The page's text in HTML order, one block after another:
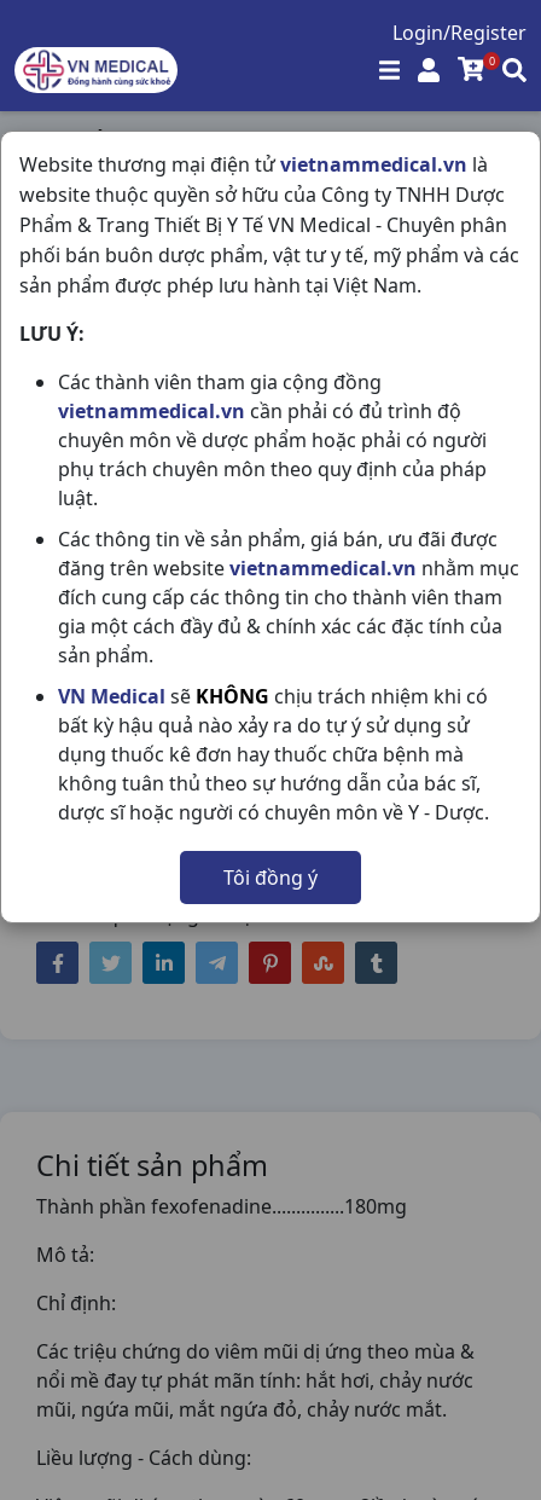
Login/Register
0
Website thương mại điện tửvietnammedical.vn là
website thuộc quyền sở hữu của Công ty TNHH Dược
Phẩm & Trang Thiết Bị Y Tế VN Medical - Chuyên phân
phối bán buôn dược phẩm, vật tư y tế, mỹ phẩm và các
sản phẩm được phép lưu hành tại Việt Nam.
LƯU Ý:
Các thành viên tham gia cộng đồng
vietnammedical.vn cần phải có đủ trình độ
chuyên môn về dược phẩm hoặc phải có người
phụ trách chuyên môn theo quy định của pháp
luật.
Các thông tin về sản phẩm, giá bán, ưu đãi được
đăng trên websitevietnammedical.vn nhằm mục
đích cung cấp các thông tin cho thành viên tham
gia một cách đầy đủ & chính xác các đặc tính của
sản phẩm.
VN Medical sẽ KHÔNG chịu trách nhiệm khi có
bất kỳ hậu quả nào xảy ra do tự ý sử dụng sử
dụng thuốc kê đơn hay thuốc chữa bệnh mà
không tuân thủ theo sự hướng dẫn của bác sĩ,
dược sĩ hoặc người có chuyên môn về Y - Dược.
Tôi đồng ý
Trang chủ / Kháng Viêm - Kháng Histamin /
Fefasdin 180mg H10vi10vn Khapharco
FEFASDIN 180MG H10VI10VN
KHAPHARCO
NSX:Khapharco
Nhóm hàng:
Kháng Viêm - Kháng
Chi tiết sản phẩm
Thành phần fexofenadine...............180mg
Mô tả:
Chỉ định:
Các triệu chứng do viêm mũi dị ứng theo mùa &
nổi mề đay tự phát mãn tính: hắt hơi, chảy nước
mũi, ngứa mũi, mắt ngứa đỏ, chảy nước mắt.
Liều lượng - Cách dùng: